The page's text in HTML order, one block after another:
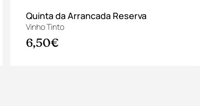
Quinta da Arrancada Reserva
Vinho Tinto
6,50€